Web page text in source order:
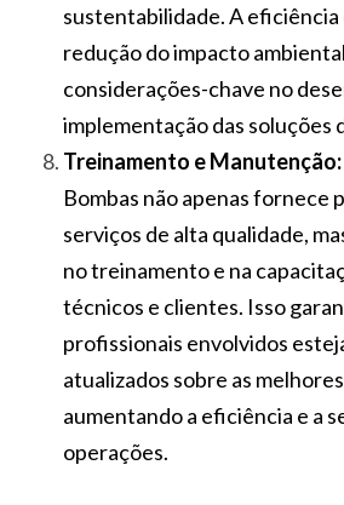
sustentabilidade. A
redução do impacto
considerações-chave no
implementação das soluções
Treinamento e Manutenção:
Bombas não apenas fornece
serviços de alta qualidade,
no treinamento e na
técnicos e clientes. Isso
profissionais envolvidos
atualizados sobre as
aumentando a eficiência e a
operações.